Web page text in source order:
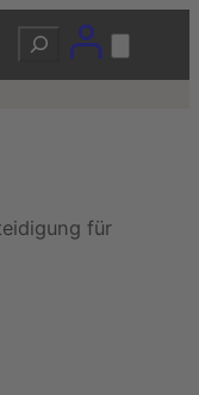
Suchen
für